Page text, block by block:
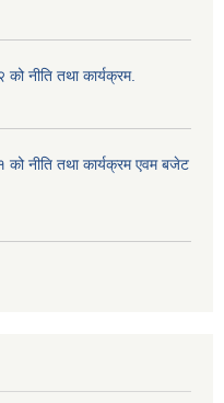
नीति तथा कार्यक्रम.
नीति तथा कार्यक्रम एवम बजेट